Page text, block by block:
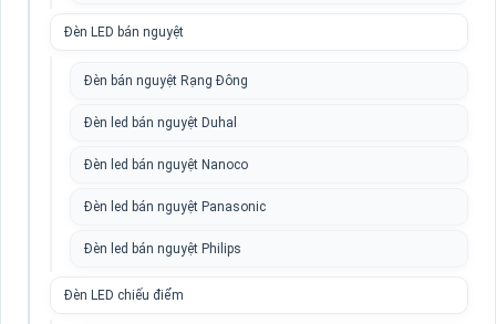
Đèn LED bán nguyệt
Đèn bán nguyệt Rạng Đông
Đèn led bán nguyệt Duhal
Đèn led bán nguyệt Nanoco
Đèn led bán nguyệt Panasonic
Đèn led bán nguyệt Philips
Đèn LED chiếu điểm